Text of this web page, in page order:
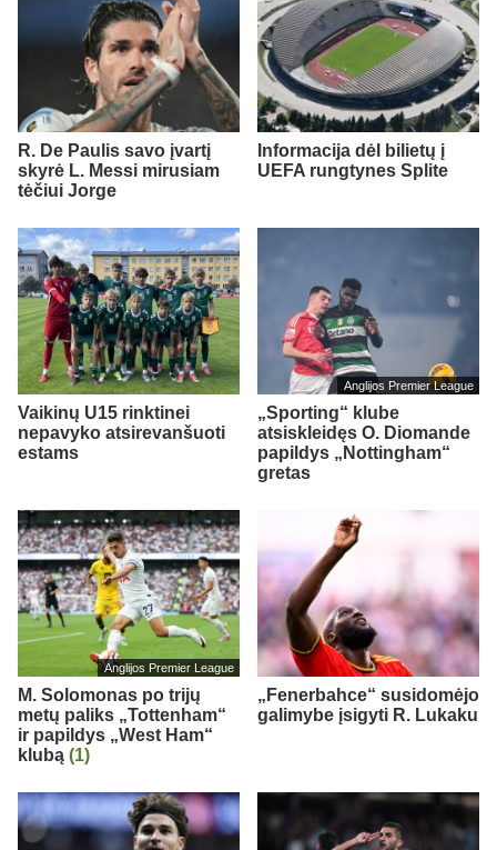
R. De Paulis savo įvartį
skyrė L. Messi mirusiam
tėčiui Jorge
Informacija dėl bilietų į
UEFA rungtynes Splite
Vaikinų U15 rinktinei
nepavyko atsirevanšuoti
estams
Anglijos Premier League
„Sporting“ klube
atsiskleidęs O. Diomande
papildys „Nottingham“
gretas
Anglijos Premier League
M. Solomonas po trijų
metų paliks „Tottenham“
ir papildys „West Ham“
klubą (1)
„Fenerbahce“ susidomėjo
galimybe įsigyti R. Lukaku